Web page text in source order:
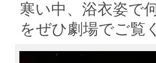
寒い中、浴衣姿で
をぜひ劇場でご覧